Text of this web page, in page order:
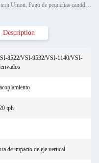
Condiciones de pago: LC, T/T, D/P, PayPal, Western Union, Pago de pequeñas cantidades, Gram de dinero
Description
8522/VSI-9532/VSI-1140/VSI-
tph
de impacto de eje vertical